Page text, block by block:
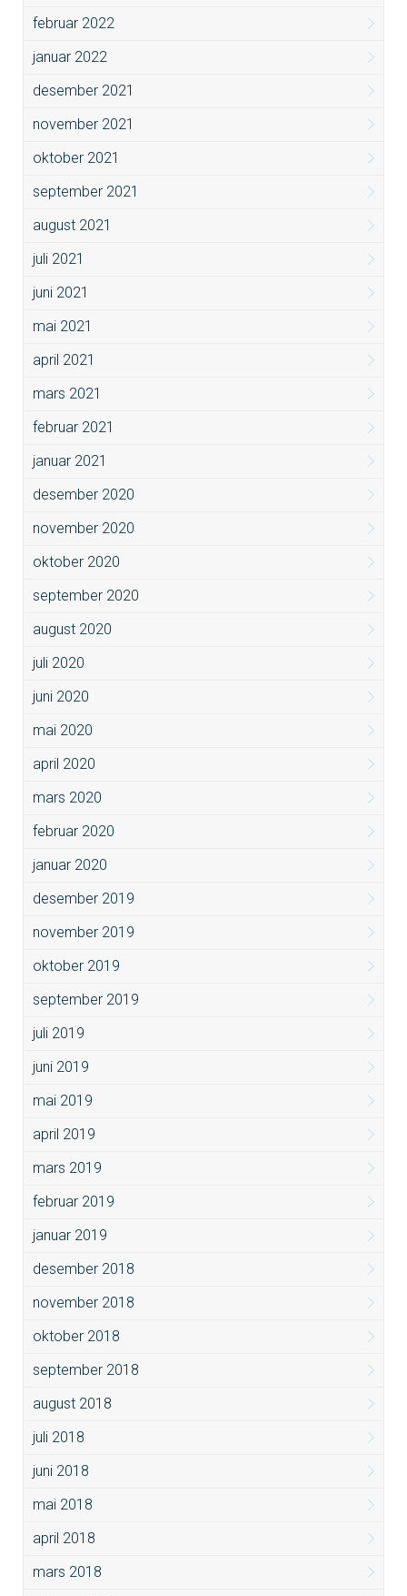
februar 2022
januar 2022
desember 2021
november 2021
oktober 2021
september 2021
august 2021
juli 2021
juni 2021
mai 2021
april 2021
mars 2021
februar 2021
januar 2021
desember 2020
november 2020
oktober 2020
september 2020
august 2020
juli 2020
juni 2020
mai 2020
april 2020
mars 2020
februar 2020
januar 2020
desember 2019
november 2019
oktober 2019
september 2019
juli 2019
juni 2019
mai 2019
april 2019
mars 2019
februar 2019
januar 2019
desember 2018
november 2018
oktober 2018
september 2018
august 2018
juli 2018
juni 2018
mai 2018
april 2018
mars 2018